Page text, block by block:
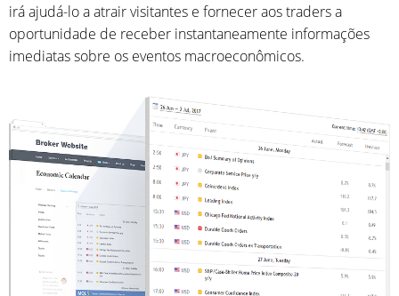
irá ajudá-lo a atrair visitantes e fornecer aos traders a
oportunidade de receber instantaneamente informações
imediatas sobre os eventos macroeconômicos.